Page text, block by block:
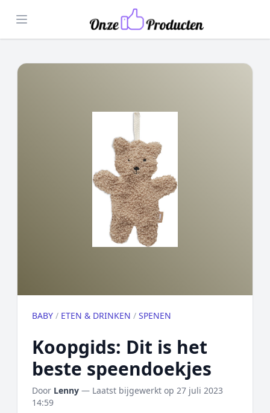
Open menu
BABY / ETEN & DRINKEN / SPENEN
Koopgids: Dit is het
beste speendoekjes
Door Lenny — Laatst bijgewerkt op 27 juli 2023
14:59